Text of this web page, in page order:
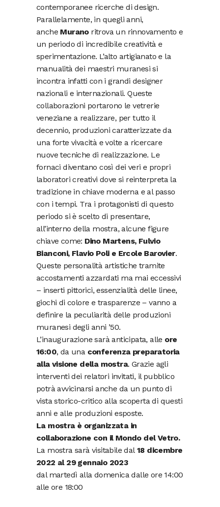
contemporanee ricerche di design.
Parallelamente, in quegli anni,
anche Muranoritrova un rinnovamento e
un periodo di incredibile creatività e
sperimentazione. L’alto artigianato e la
manualità dei maestri muranesi si
incontra infatti con i grandi designer
nazionali e internazionali. Queste
collaborazioni portarono le vetrerie
veneziane a realizzare, per tutto il
decennio, produzioni caratterizzate da
una forte vivacità e volte a ricercare
nuove tecniche di realizzazione. Le
fornaci diventano così dei veri e propri
laboratori creativi dove si reinterpreta la
tradizione in chiave moderna e al passo
con i tempi. Tra i protagonisti di questo
periodo si è scelto di presentare,
all’interno della mostra, alcune figure
chiave come: Dino Martens, Fulvio
Bianconi, Flavio Poli e Ercole Barovier.
Queste personalità artistiche tramite
accostamenti azzardati ma mai eccessivi
– inserti pittorici, essenzialità delle linee,
giochi di colore e trasparenze – vanno a
definire la peculiarità delle produzioni
muranesi degli anni ’50.
L’inaugurazione sarà anticipata, alle ore
16:00, da una conferenza preparatoria
alla visione della mostra. Grazie agli
interventi dei relatori invitati, il pubblico
potrà avvicinarsi anche da un punto di
vista storico-critico alla scoperta di questi
anni e alle produzioni esposte.
La mostra è organizzata in
collaborazione con il Mondo del Vetro.
La mostra sarà visitabile dal 18 dicembre
2022 al 29 gennaio 2023
dal martedì alla domenica dalle ore 14:00
alle ore 18:00